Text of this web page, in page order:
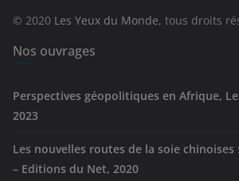
e
s
© 2020 Les Yeux du Monde, tous droits
Nos ouvrages
Perspectives géopolitiques en Afrique,
2023
Les nouvelles routes de la soie
– Editions du Net, 2020